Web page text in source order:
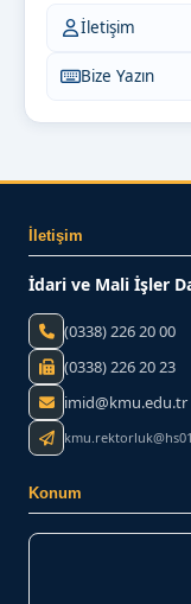
İletişim
Bize Yazın
İletişim
İdari ve Mali İşler
(0338) 226 20 00
(0338) 226 20 23
imid@kmu.edu.tr
Konum